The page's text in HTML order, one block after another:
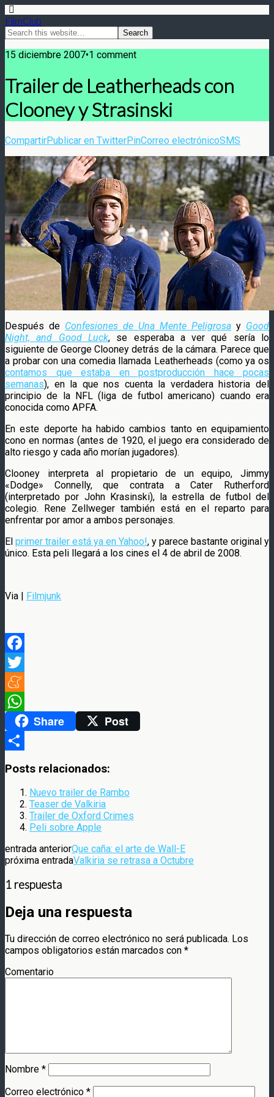
FilmClub
15 diciembre 2007•1 comment
Trailer de Leatherheads con
Clooney y Strasinski
CompartirPublicar en TwitterPinCorreo electrónicoSMS
Después de Confesiones de Una Mente Peligrosa y Good
Night, and Good Luck, se esperaba a ver qué sería lo
siguiente de George Clooney detrás de la cámara. Parece que
a probar con una comedia llamada Leatherheads (como ya os
contamos que estaba en postproducción hace pocas
semanas), en la que nos cuenta la verdadera historia del
principio de la NFL (liga de futbol americano) cuando era
conocida como APFA.
En este deporte ha habido cambios tanto en equipamiento
cono en normas (antes de 1920, el juego era considerado de
alto riesgo y cada año morían jugadores).
Clooney interpreta al propietario de un equipo, Jimmy
«Dodge» Connelly, que contrata a Cater Rutherford
(interpretado por John Krasinski), la estrella de futbol del
colegio. Rene Zellweger también está en el reparto para
enfrentar por amor a ambos personajes.
El primer trailer está ya en Yahoo!, y parece bastante original y
único. Esta peli llegará a los cines el 4 de abril de 2008.
Via | Filmjunk
Facebook
Twitter
Meneame
WhatsAppShare Post
Posts relacionados:
Nuevo trailer de Rambo
Teaser de Valkiria
Trailer de Oxford Crimes
Peli sobre Apple
entrada anteriorQue caña: el arte de Wall-E
próxima entradaValkiria se retrasa a Octubre
1 respuesta
Deja una respuesta
Tu dirección de correo electrónico no será publicada. Los
campos obligatorios están marcados con *
Comentario
Nombre *
Correo electrónico *